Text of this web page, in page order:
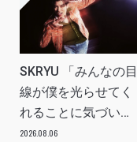
SKRYU 「みんなの目
線が僕を光らせてく
れることに気づい
た」 INTERVIEW
2026.08.06